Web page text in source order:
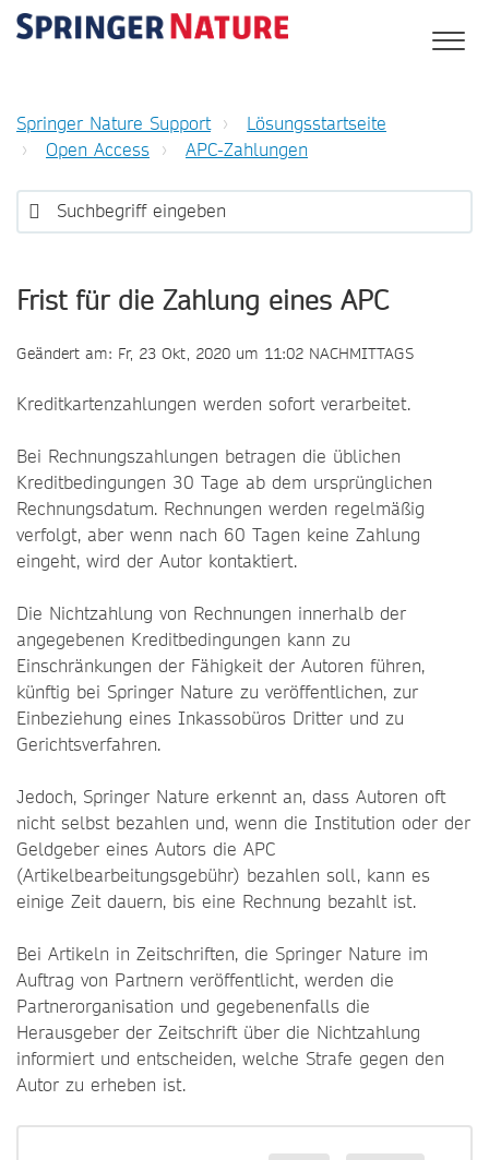
Springer Nature Support
Lösungsstartseite
Open Access
APC-Zahlungen
Frist für die Zahlung eines APC
Geändert am: Fr, 23 Okt, 2020 um 11:02 NACHMITTAGS
Kreditkartenzahlungen werden sofort verarbeitet.
Bei Rechnungszahlungen betragen die üblichen
Kreditbedingungen 30 Tage ab dem ursprünglichen
Rechnungsdatum. Rechnungen werden regelmäßig
verfolgt, aber wenn nach 60 Tagen keine Zahlung
eingeht, wird der Autor kontaktiert.
Die Nichtzahlung von Rechnungen innerhalb der
angegebenen Kreditbedingungen kann zu
Einschränkungen der Fähigkeit der Autoren führen,
künftig bei Springer Nature zu veröffentlichen, zur
Einbeziehung eines Inkassobüros Dritter und zu
Gerichtsverfahren.
Jedoch, Springer Nature erkennt an, dass Autoren oft
nicht selbst bezahlen und, wenn die Institution oder der
Geldgeber eines Autors die APC
(Artikelbearbeitungsgebühr) bezahlen soll, kann es
einige Zeit dauern, bis eine Rechnung bezahlt ist.
Bei Artikeln in Zeitschriften, die Springer Nature im
Auftrag von Partnern veröffentlicht, werden die
Partnerorganisation und gegebenenfalls die
Herausgeber der Zeitschrift über die Nichtzahlung
informiert und entscheiden, welche Strafe gegen den
Autor zu erheben ist.